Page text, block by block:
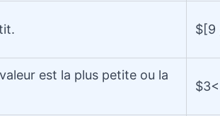
$[9
est la plus petite ou la